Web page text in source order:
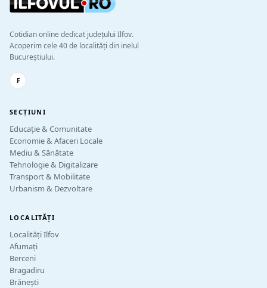
Cotidian online dedicat județului Ilfov.
Acoperim cele 40 de localități din inelul
Bucureștiului.
F
SECȚIUNI
Educație & Comunitate
Economie & Afaceri Locale
Mediu & Sănătate
Tehnologie & Digitalizare
Transport & Mobilitate
Urbanism & Dezvoltare
LOCALITĂȚI
Localități Ilfov
Afumați
Berceni
Bragadiru
Brănești